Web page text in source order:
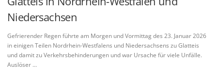
Niedersachsen
Gefrierender Regen führte am Morgen und Vormittag des 23. Januar 2026
in einigen Teilen Nordrhein-Westfalens und Niedersachsens zu Glatteis
und damit zu Verkehrsbehinderungen und war Ursache für viele Unfälle.
Auslöser …